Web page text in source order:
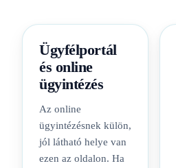
Ügyfélportál
és online
ügyintézés
Az online
ügyintézésnek külön,
jól látható helye van
ezen az oldalon. Ha